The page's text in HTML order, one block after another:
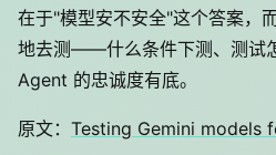
在于"模型安不安全"这个答案，
地去测——什么条件下测、测试
Agent 的忠诚度有底。
原文： Testing Gemini models